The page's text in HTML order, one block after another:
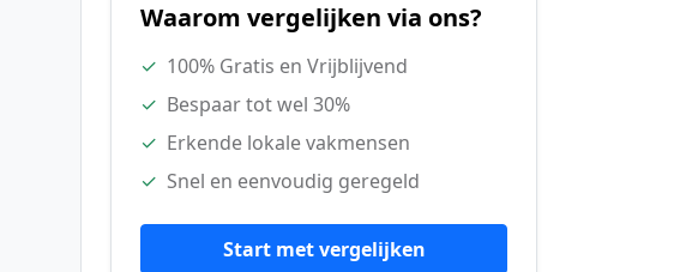
Waarom vergelijken via ons?
✓ 100% Gratis en Vrijblijvend
✓ Bespaar tot wel 30%
✓ Erkende lokale vakmensen
✓ Snel en eenvoudig geregeld
Start met vergelijken